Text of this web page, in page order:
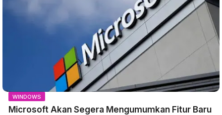
WINDOWS
Microsoft Akan Segera Mengumumkan Fitur Baru